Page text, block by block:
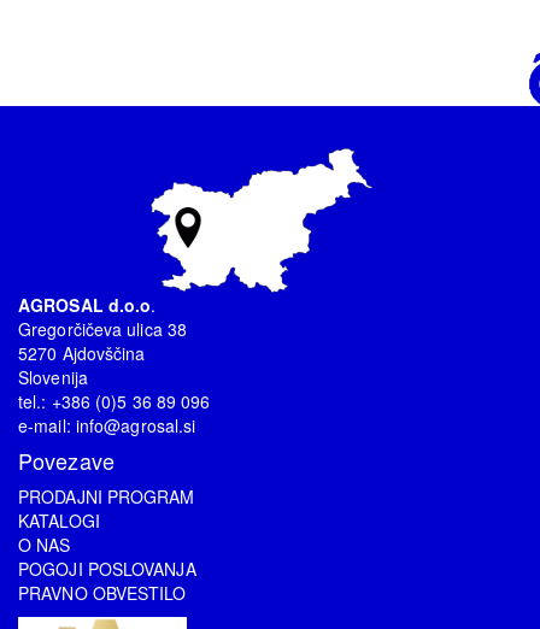
AGROSAL d.o.o.
Gregorčičeva ulica 38
5270 Ajdovščina
Slovenija
tel.: +386 (0)5 36 89 096
e-mail: info@agrosal.si
Povezave
PRODAJNI PROGRAM
KATALOGI
O NAS
POGOJI POSLOVANJA
PRAVNO OBVESTILO